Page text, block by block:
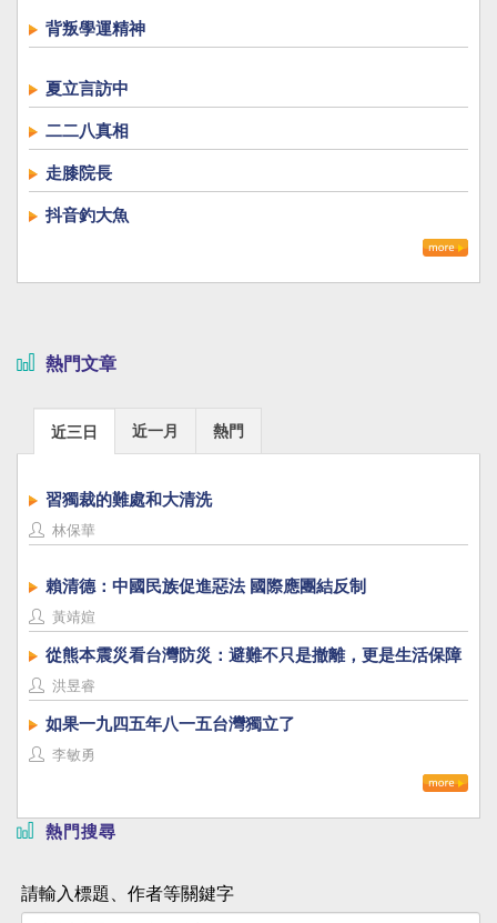
背叛學運精神
夏立言訪中
二二八真相
走膝院長
抖音釣大魚
熱門文章
近三日 近一月 熱門
習獨裁的難處和大清洗
林保華
賴清德：中國民族促進惡法 國際應團結反制
黃靖媗
從熊本震災看台灣防災：避難不只是撤離，更是生活保障
洪昱睿
如果一九四五年八一五台灣獨立了
李敏勇
熱門搜尋
請輸入標題、作者等關鍵字